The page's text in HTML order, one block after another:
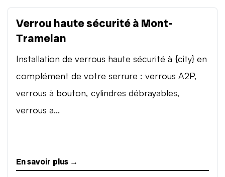
Verrou haute sécurité à Mont-
Tramelan
Installation de verrous haute sécurité à {city} en
complément de votre serrure : verrous A2P,
verrous à bouton, cylindres débrayables,
verrous a...
En savoir plus →